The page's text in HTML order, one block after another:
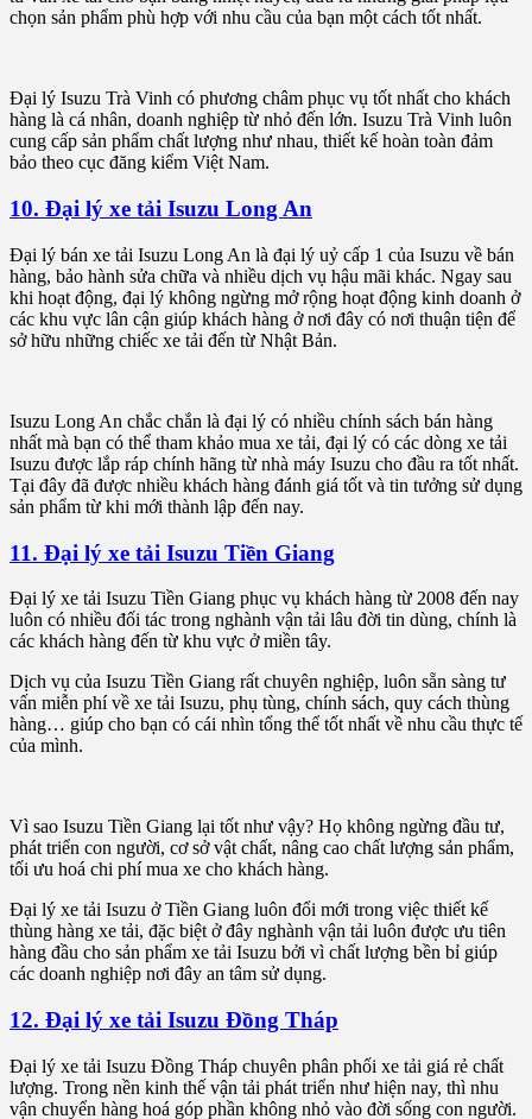
chọn sản phẩm phù hợp với nhu cầu của bạn một cách tốt nhất.
Đại lý Isuzu Trà Vinh có phương châm phục vụ tốt nhất cho khách
hàng là cá nhân, doanh nghiệp từ nhỏ đến lớn. Isuzu Trà Vinh luôn
cung cấp sản phẩm chất lượng như nhau, thiết kế hoàn toàn đảm
bảo theo cục đăng kiểm Việt Nam.
10. Đại lý xe tải Isuzu Long An
Đại lý bán xe tải Isuzu Long An là đại lý uỷ cấp 1 của Isuzu về bán
hàng, bảo hành sửa chữa và nhiều dịch vụ hậu mãi khác. Ngay sau
khi hoạt động, đại lý không ngừng mở rộng hoạt động kinh doanh ở
các khu vực lân cận giúp khách hàng ở nơi đây có nơi thuận tiện để
sở hữu những chiếc xe tải đến từ Nhật Bản.
Isuzu Long An chắc chắn là đại lý có nhiều chính sách bán hàng
nhất mà bạn có thể tham khảo mua xe tải, đại lý có các dòng xe tải
Isuzu được lắp ráp chính hãng từ nhà máy Isuzu cho đầu ra tốt nhất.
Tại đây đã được nhiều khách hàng đánh giá tốt và tin tưởng sử dụng
sản phẩm từ khi mới thành lập đến nay.
11. Đại lý xe tải Isuzu Tiền Giang
Đại lý xe tải Isuzu Tiền Giang phục vụ khách hàng từ 2008 đến nay
luôn có nhiều đối tác trong nghành vận tải lâu đời tin dùng, chính là
các khách hàng đến từ khu vực ở miền tây.
Dịch vụ của Isuzu Tiền Giang rất chuyên nghiệp, luôn sẵn sàng tư
vấn miễn phí về xe tải Isuzu, phụ tùng, chính sách, quy cách thùng
hàng… giúp cho bạn có cái nhìn tổng thể tốt nhất về nhu cầu thực tế
của mình.
Vì sao Isuzu Tiền Giang lại tốt như vậy? Họ không ngừng đầu tư,
phát triển con người, cơ sở vật chất, nâng cao chất lượng sản phẩm,
tối ưu hoá chi phí mua xe cho khách hàng.
Đại lý xe tải Isuzu ở Tiền Giang luôn đổi mới trong việc thiết kế
thùng hàng xe tải, đặc biệt ở đây nghành vận tải luôn được ưu tiên
hàng đầu cho sản phẩm xe tải Isuzu bởi vì chất lượng bền bỉ giúp
các doanh nghiệp nơi đây an tâm sử dụng.
12. Đại lý xe tải Isuzu Đồng Tháp
Đại lý xe tải Isuzu Đồng Tháp chuyên phân phối xe tải giá rẻ chất
lượng. Trong nền kinh thế vận tải phát triển như hiện nay, thì nhu
vận chuyển hàng hoá góp phần không nhỏ vào đời sống con người.